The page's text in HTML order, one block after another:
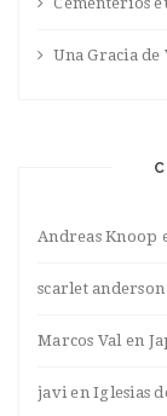
Una Gracia
Andreas Knoop
scarlet anderson
Marcos Valen
javienIglesias